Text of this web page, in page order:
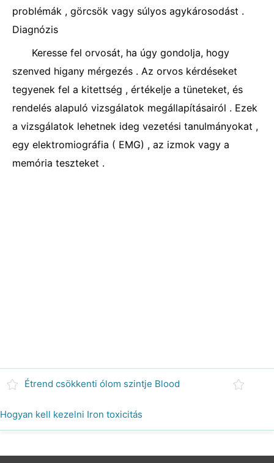
problémák , görcsök vagy súlyos agykárosodást .
Diagnózis
Keresse fel orvosát, ha úgy gondolja, hogy
szenved higany mérgezés . Az orvos kérdéseket
tegyenek fel a kitettség , értékelje a tüneteket, és
rendelés alapuló vizsgálatok megállapításairól . Ezek
a vizsgálatok lehetnek ideg vezetési tanulmányokat ,
egy elektromiográfia ( EMG) , az izmok vagy a
memória teszteket .
Étrend csökkenti ólom szintje Blood
Hogyan kell kezelni Iron toxicitás